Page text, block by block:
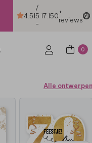
4.51
/
5
-
17.150+
reviews
0
Alle ontwerpen